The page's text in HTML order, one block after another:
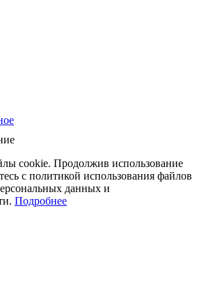
cookie. Продолжив использование
с политикой использования файлов
данных и
Подробнее